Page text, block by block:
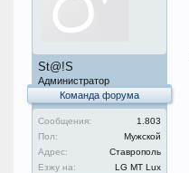
St@!S
Администратор
Команда форума
Сообщения:
1.803
Пол:
Мужской
Адрес:
Ставрополь
Езжу на:
LG MT Lux